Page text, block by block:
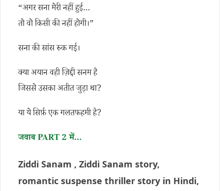
“अगर सना मेरी नहीं हुई…
तो वो किसी की नहीं होगी।”
सना की सांस रुक गई।
क्या अयान वही ज़िद्दी सनम है
जिससे उसका अतीत जुड़ा था?
या ये सिर्फ़ एक गलतफहमी है?
जवाब PART 2 में…
Ziddi Sanam , Ziddi Sanam story,
romantic suspense thriller story in Hindi,